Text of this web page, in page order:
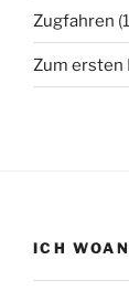
Zugfahren
Zum ersten
ICH